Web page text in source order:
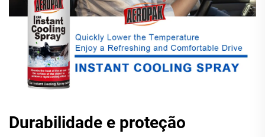
Durabilidade e proteção